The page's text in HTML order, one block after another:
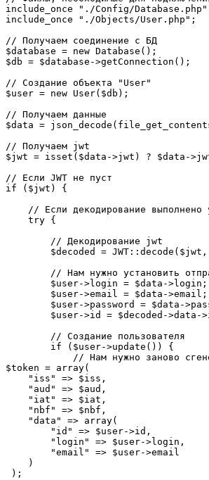
include_once "./Config/
include_once "./Objects/User.php";
// Получаем соединение с БД
$database = new Database();
$db = $database->getConnection();
// Создание объекта "User"
$user = new User($db);
// Получаем данные
$data =
// Получаем jwt
$jwt = isset($data->jwt) ? $data-
// Если JWT не пуст
if ($jwt) {
// Если декодирование выполнено
    try {
        // Декодирование jwt
$decoded =
// Нам нужно установить
        $user->login = $data->login;
        $user->email = $data->email;
$user->password = $data-
$user->id = $decoded->data-
        // Создание пользователя
        if ($user->update()) {
// Нам нужно заново
$token = array(
    "iss" => $iss,
    "aud" => $aud,
    "iat" => $iat,
    "nbf" => $nbf,
    "data" => array(
        "id" => $user->id,
        "login" => $user->login,
        "email" => $user->email
    )
);